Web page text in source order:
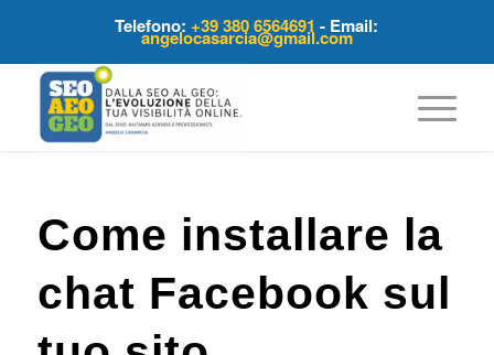
Telefono:+39 380 6564691 - Email:
angelocasarcia@gmail.com
Come installare la
chat Facebook sul